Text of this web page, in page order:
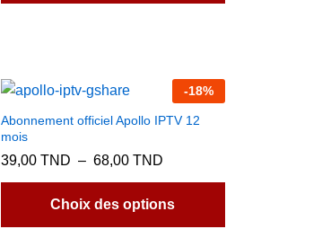
-18%
Abonnement officiel Apollo IPTV 12
mois
39,00 TND – 68,00 TNDPlage
39,00 TND
Choix des options